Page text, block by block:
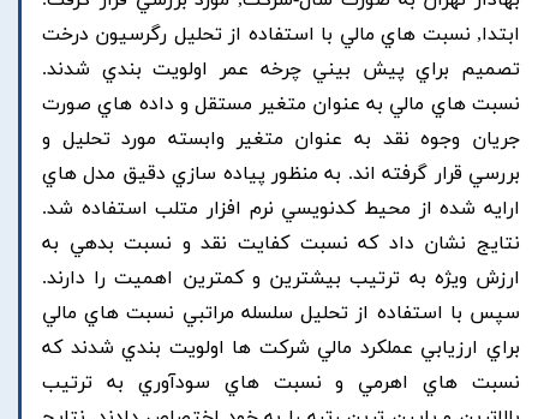
ابتدا, نسبت هاي مالي با استفاده از تحليل رگرسيون درخت
تصميم براي پيش بيني چرخه عمر اولويت بندي شدند.
نسبت هاي مالي به عنوان متغير مستقل و داده هاي صورت
جريان وجوه نقد به عنوان متغير وابسته مورد تحليل و
بررسي قرار گرفته اند. به منظور پياده سازي دقيق مدل هاي
ارايه شده از محيط کدنويسي نرم افزار متلب استفاده شد.
نتايج نشان داد که نسبت کفايت نقد و نسبت بدهي به
ارزش ويژه به ترتيب بيشترين و کمترين اهميت را دارند.
سپس با استفاده از تحليل سلسله مراتبي نسبت هاي مالي
براي ارزيابي عملکرد مالي شرکت ها اولويت بندي شدند که
نسبت هاي اهرمي و نسبت هاي سودآوري به ترتيب